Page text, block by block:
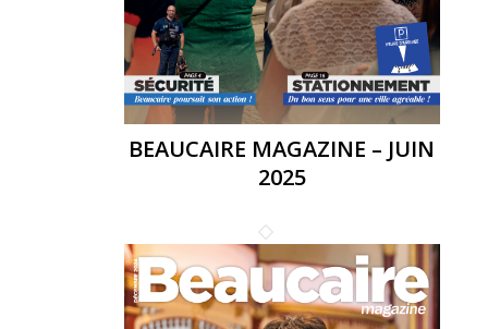
BEAUCAIRE MAGAZINE – JUIN
2025